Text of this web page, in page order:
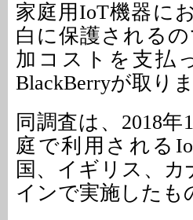
家庭用IoT機器に
白に保護される
加コストを支払
BlackBerryが取り
同調査は、2018
庭で利用される
国、イギリス、
インで実施したも